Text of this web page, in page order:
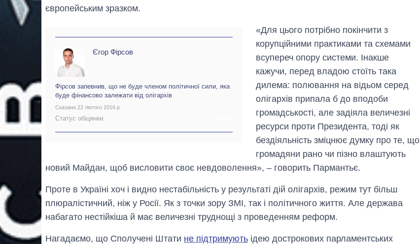
європейським зразком.
Єгор Фірсов
Фірсов запевнив, що не буде членом політичної сили, яка
буде фінансово залежати від олігархів
Сказано 22 лютого 2016 р.
Статус обіцянки:
«Для цього потрібно покінчити з
корупційними практиками та схемами
всупереч опору системи. Інакше
кажучи, перед владою стоїть така
дилема: полювання на відьом серед
олігархів припала б до вподоби
громадськості, але задіяла величезні
ресурси проти Президента, тоді як
бездіяльність зміцнює думку про те, що
громадяни рано чи пізно влаштують
новий Майдан, щоб висловити своє невдоволення», – говорить Пармантьє.
Проте в Україні хоч і видно нестабільність у результаті дій олігархів, режим тут більш
плюралістичний, ніж у Росії. Як з точки зору ЗМІ, так і політичного життя. Але держава
набагато нестійкіша й має величезні труднощі з проведенням реформ.
Нагадаємо, що Сполучені Штати не підтримують ідею дострокових парламентських